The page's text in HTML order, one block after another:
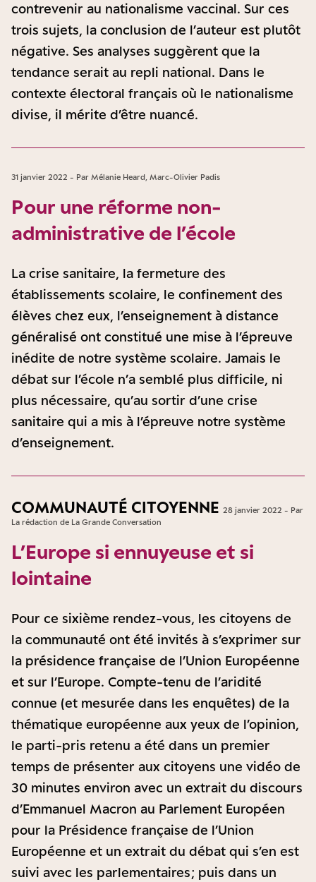
contrevenir au nationalisme vaccinal. Sur ces
trois sujets, la conclusion de l’auteur est plutôt
négative. Ses analyses suggèrent que la
tendance serait au repli national. Dans le
contexte électoral français où le nationalisme
divise, il mérite d’être nuancé.
31 janvier 2022 - Par Mélanie Heard, Marc-Olivier Padis
Pour une réforme non-
administrative de l’école
La crise sanitaire, la fermeture des
établissements scolaire, le confinement des
élèves chez eux, l’enseignement à distance
généralisé ont constitué une mise à l’épreuve
inédite de notre système scolaire. Jamais le
débat sur l’école n’a semblé plus difficile, ni
plus nécessaire, qu’au sortir d’une crise
sanitaire qui a mis à l’épreuve notre système
d’enseignement.
COMMUNAUTÉ CITOYENNE 28 janvier 2022 - Par
La rédaction de La Grande Conversation
L’Europe si ennuyeuse et si
lointaine
Pour ce sixième rendez-vous, les citoyens de
la communauté ont été invités à s’exprimer sur
la présidence française de l’Union Européenne
et sur l’Europe. Compte-tenu de l’aridité
connue (et mesurée dans les enquêtes) de la
thématique européenne aux yeux de l’opinion,
le parti-pris retenu a été dans un premier
temps de présenter aux citoyens une vidéo de
30 minutes environ avec un extrait du discours
d’Emmanuel Macron au Parlement Européen
pour la Présidence française de l’Union
Européenne et un extrait du débat qui s’en est
suivi avec les parlementaires ; puis dans un